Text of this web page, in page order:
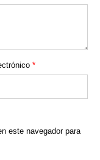
*
este navegador para